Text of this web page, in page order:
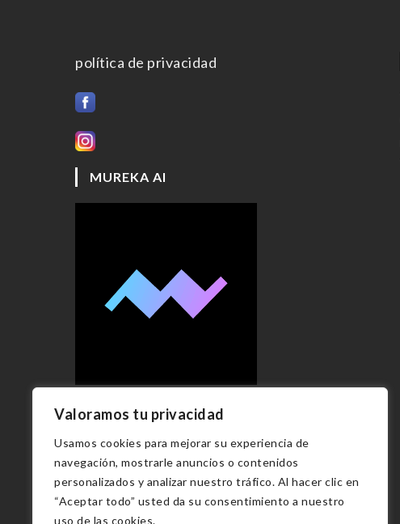
Valoramos tu privacidad
Usamos cookies para mejorar su experiencia de
navegación, mostrarle anuncios o contenidos
personalizados y analizar nuestro tráfico. Al hacer clic en
“Aceptar todo” usted da su consentimiento a nuestro
uso de las cookies.
política de privacidad
MUREKA AI
Copyright 2023 - Vmilán fotógrafo